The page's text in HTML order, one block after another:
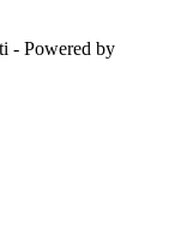
- Powered by